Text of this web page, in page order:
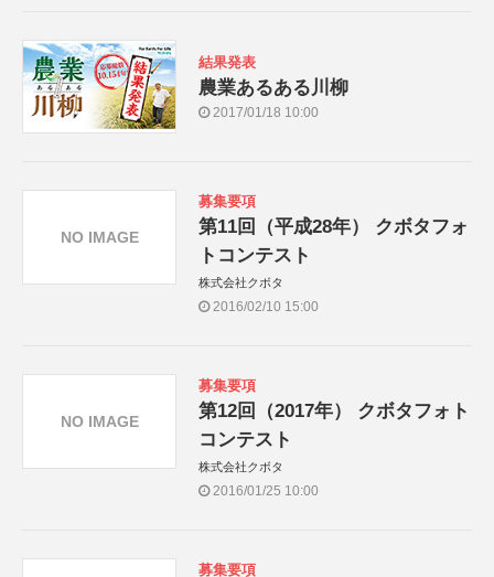
結果発表
農業あるある川柳
2017/01/18 10:00
募集要項
第11回（平成28年） クボタフォ
トコンテスト
株式会社クボタ
2016/02/10 15:00
NO IMAGE
募集要項
第12回（2017年） クボタフォト
コンテスト
株式会社クボタ
2016/01/25 10:00
NO IMAGE
募集要項